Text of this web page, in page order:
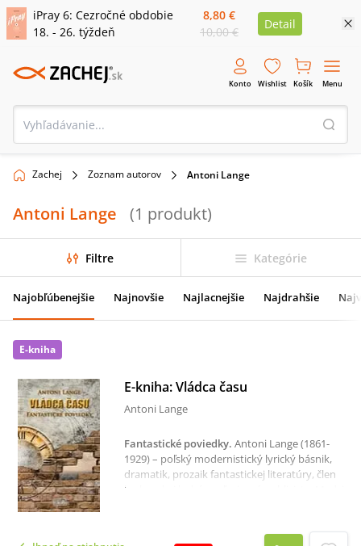
iPray 6: Cezročné obdobie
18. - 26. týždeň
8,80 €
10,00 €
Detail
Konto Wishlist Košík Menu
Zachej Zoznam autorov Antoni Lange
Antoni Lange (1 produkt)
Filtre Kategórie
Najobľúbenejšie Najnovšie Najlacnejšie Najdrahšie
E-kniha
E-kniha: Vládca času
Antoni Lange
Fantastické poviedky. Antoni Lange (1861-
1929) – poľský modernistický lyrický básnik,
dramatik, prozaik fantastickej literatúry, člen
krakovskej bohémy, ľavicový publicista. Medzi
predovšetkým zbierka poviedok Vládca času z